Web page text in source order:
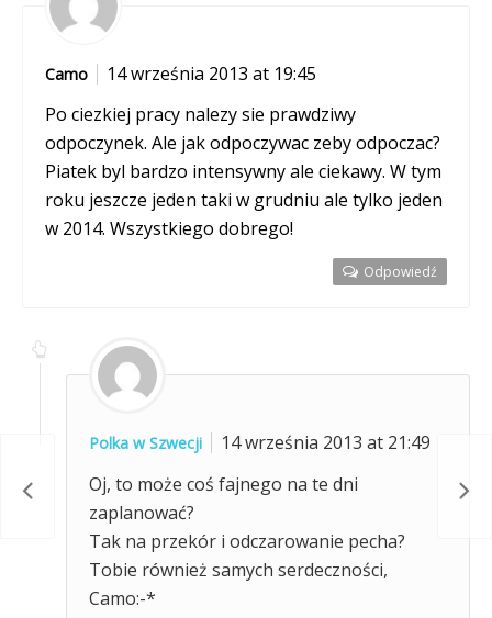
Camo
14 września 2013 at 19:45
Po ciezkiej pracy nalezy sie prawdziwy
odpoczynek. Ale jak odpoczywac zeby odpoczac?
Piatek byl bardzo intensywny ale ciekawy. W tym
roku jeszcze jeden taki w grudniu ale tylko jeden
w 2014. Wszystkiego dobrego!
Odpowiedź
Polka w Szwecji
14 września 2013 at 21:49
Oj, to może coś fajnego na te dni
zaplanować?
Tak na przekór i odczarowanie pecha?
Tobie również samych serdeczności,
Camo:-*